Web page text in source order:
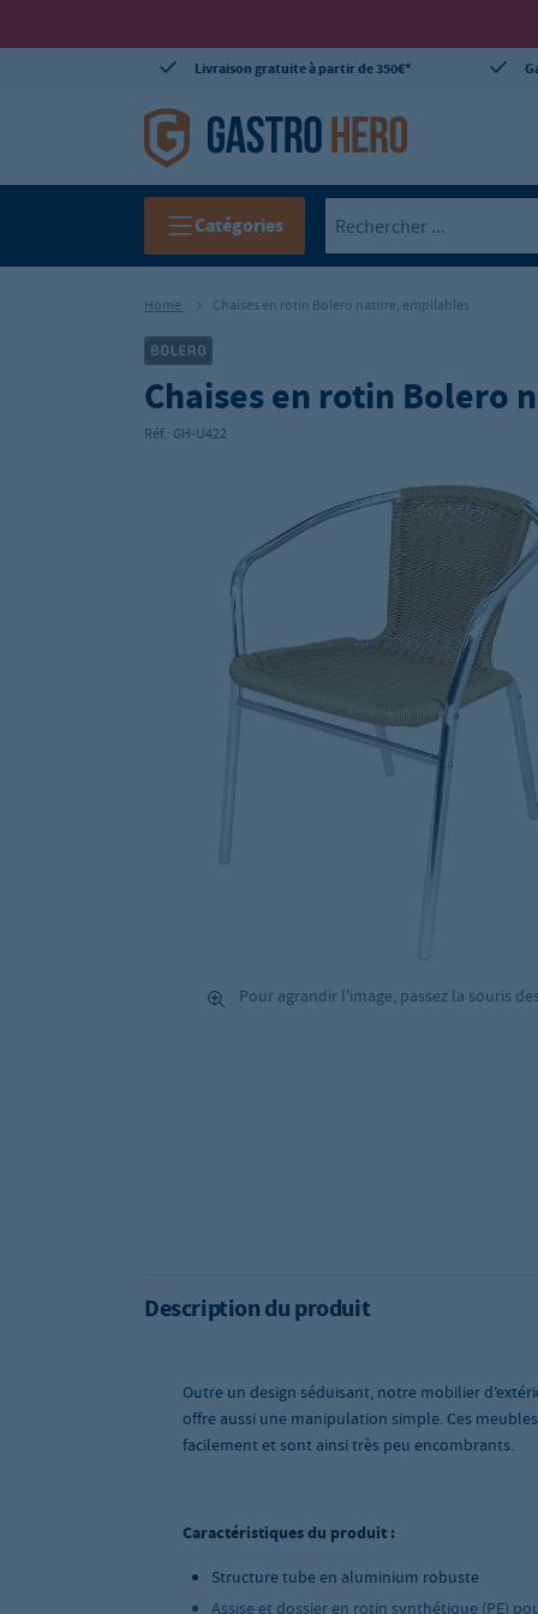
Livraison gratuite à partir de 350€*
Catégories
Home Chaises en rotin Bolero nature, empilables
Chaises en rotin Bolero
Réf.: GH-U422
Pour agrandir l'image, passez la souris
Description du produit
Outre un design séduisant, notre mobilier
offre aussi une manipulation simple. Ces
facilement et sont ainsi très peu encombrants.
Caractéristiques du produit :
Structure tube en aluminium robuste
Assise et dossier en rotin synthétique (PE)